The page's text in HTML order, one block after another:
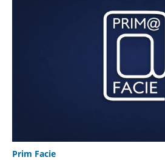
Prim Facie